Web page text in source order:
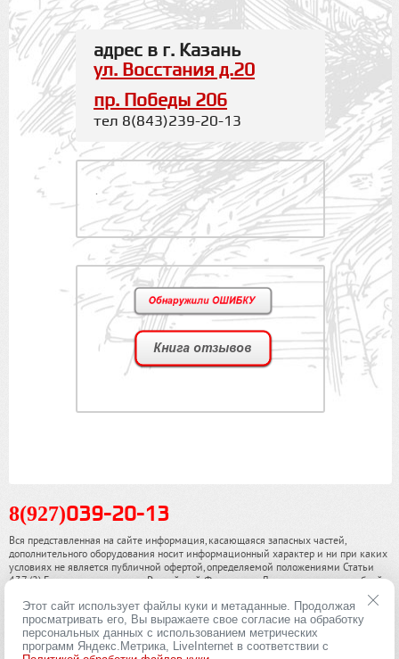
адрес в г. Казань
ул. Восстания д.20
пр. Победы 206
тел 8(843)239-20-13
.
8(927)039-20-13
Вся представленная на сайте информация, касающаяся запасных частей,
дополнительного оборудования носит информационный характер и ни при каких
условиях не является публичной офертой, определяемой положениями Статьи
437 (2) Гражданского кодекса Российской Федерации. Для получения подробной
информации, пожалуйста, обращайтесь к нашим специалистам. чинамобил.рф ©
2013-2026. Все права охраняются законом.
Политика конфиденциальности
Этот сайт использует файлы куки и метаданные. Продолжая
просматривать его, Вы выражаете свое согласие на обработку
персональных данных с использованием метрических
программ Яндекс.Метрика, LiveInternet в соответствии с